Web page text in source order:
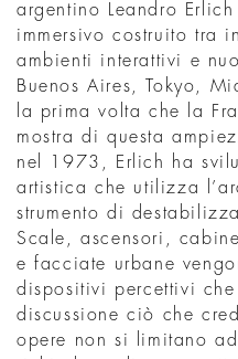
argentino Leandro
immersivo costruito tra
ambienti interattivi e
Buenos Aires, Tokyo,
la prima volta che la
mostra di questa
nel 1973, Erlich ha
artistica che utilizza
strumento di
Scale, ascensori,
e facciate urbane
dispositivi percettivi che
discussione ciò che
opere non si limitano ad